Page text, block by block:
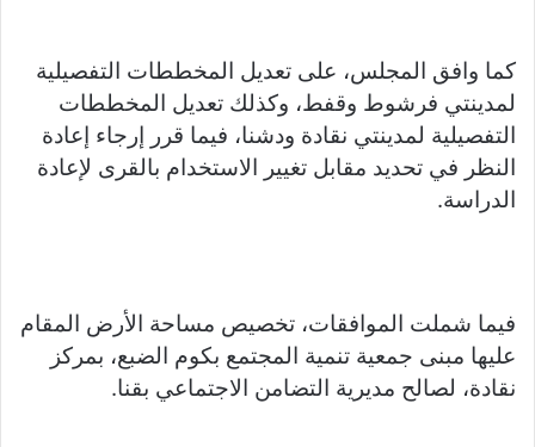
كما وافق المجلس، على تعديل المخططات التفصيلية
لمدينتي فرشوط وقفط، وكذلك تعديل المخططات
التفصيلية لمدينتي نقادة ودشنا، فيما قرر إرجاء إعادة
النظر في تحديد مقابل تغيير الاستخدام بالقرى لإعادة
الدراسة.
فيما شملت الموافقات، تخصيص مساحة الأرض المقام
عليها مبنى جمعية تنمية المجتمع بكوم الضبع، بمركز
نقادة، لصالح مديرية التضامن الاجتماعي بقنا.